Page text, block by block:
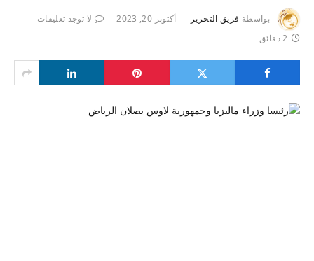
بواسطة فريق التحرير أكتوبر 20, 2023
لا توجد تعليقات
2 دقائق